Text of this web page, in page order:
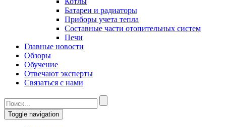
Батареи и радиаторы
Приборы учета тепла
Составные части отопительных систем
Печи
Главные новости
Обзоры
Обучение
Отвечают эксперты
Связаться с нами
Toggle navigation